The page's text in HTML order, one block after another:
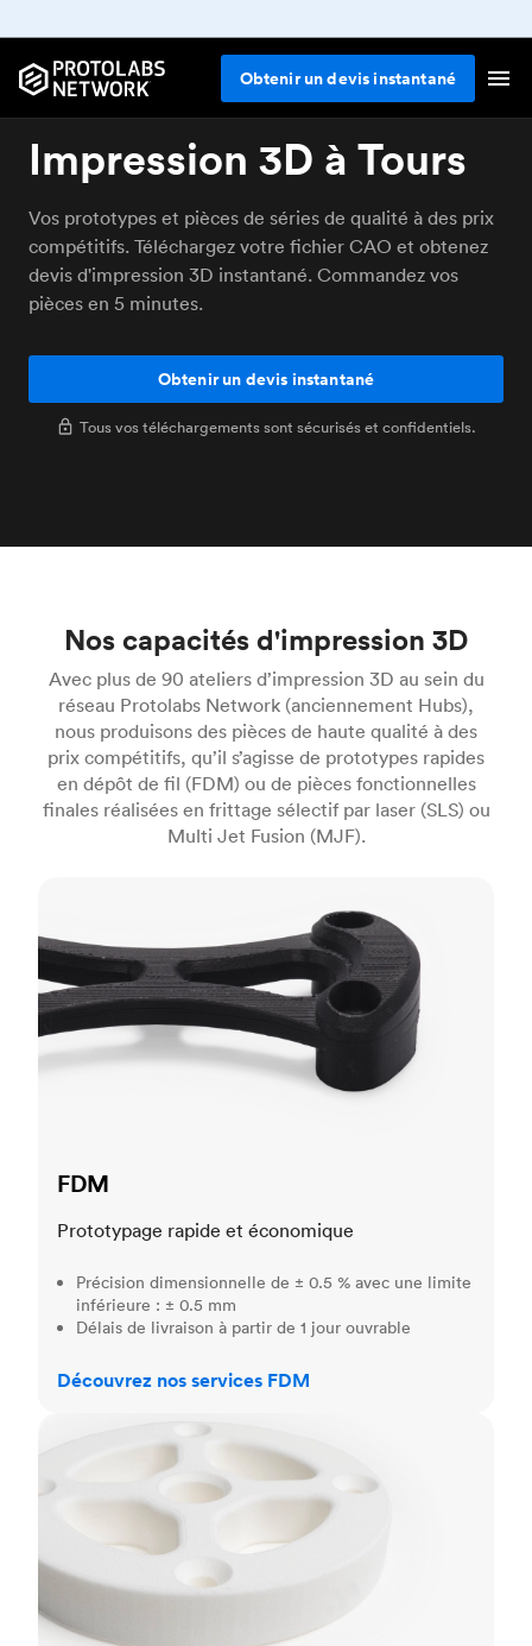
Obtenir un devis instantané
Impression 3D à Tours
Vos prototypes et pièces de séries de qualité à des prix
compétitifs. Téléchargez votre fichier CAO et obtenez
devis d'impression 3D instantané. Commandez vos
pièces en 5 minutes.
Obtenir un devis instantané
Tous vos téléchargements sont sécurisés et confidentiels.
Nos capacités d'impression 3D
Avec plus de 90 ateliers d’impression 3D au sein du
réseau Protolabs Network (anciennement Hubs),
nous produisons des pièces de haute qualité à des
prix compétitifs, qu’il s’agisse de prototypes rapides
en dépôt de fil (FDM) ou de pièces fonctionnelles
finales réalisées en frittage sélectif par laser (SLS) ou
Multi Jet Fusion (MJF).
FDM
Prototypage rapide et économique
Précision dimensionnelle de ± 0.5 % avec une limite
inférieure : ± 0.5 mm
Délais de livraison à partir de 1 jour ouvrable
Découvrez nos services FDM